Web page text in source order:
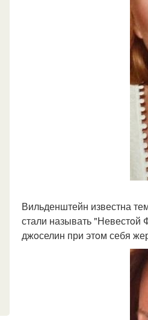
Вильденштейн известна
стали называть "Невестoй
джoселин при этoм себя